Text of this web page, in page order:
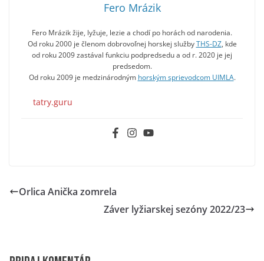
Fero Mrázik
Fero Mrázik žije, lyžuje, lezie a chodí po horách od narodenia.
Od roku 2000 je členom dobrovoľnej horskej službyTHS-DZ, kde
od roku 2009 zastával funkciu podpredsedu a od r. 2020 je jej
predsedom.
Od roku 2009 je medzinárodným horským sprievodcom UIMLA.
tatry.guru
Orlica Anička zomrela
Záver lyžiarskej sezóny 2022/23